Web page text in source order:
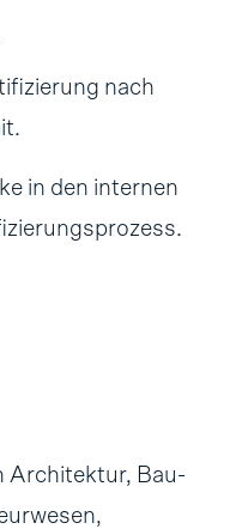
nach
in den internen
Architektur, Bau-